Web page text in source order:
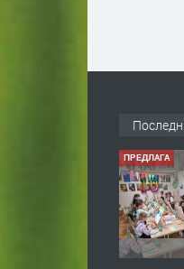
ПРЕДЛАГА